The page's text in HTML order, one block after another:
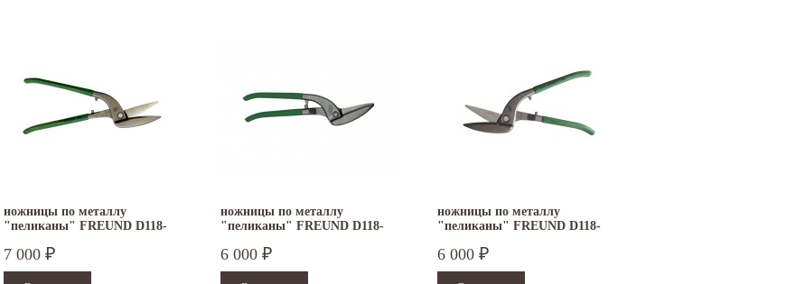
ножницы по металлу
"пеликаны" FREUND D118-
7 000 ₽
ножницы по металлу
"пеликаны" FREUND D118-
6 000 ₽
ножницы по металлу
"пеликаны" FREUND D118-
6 000 ₽